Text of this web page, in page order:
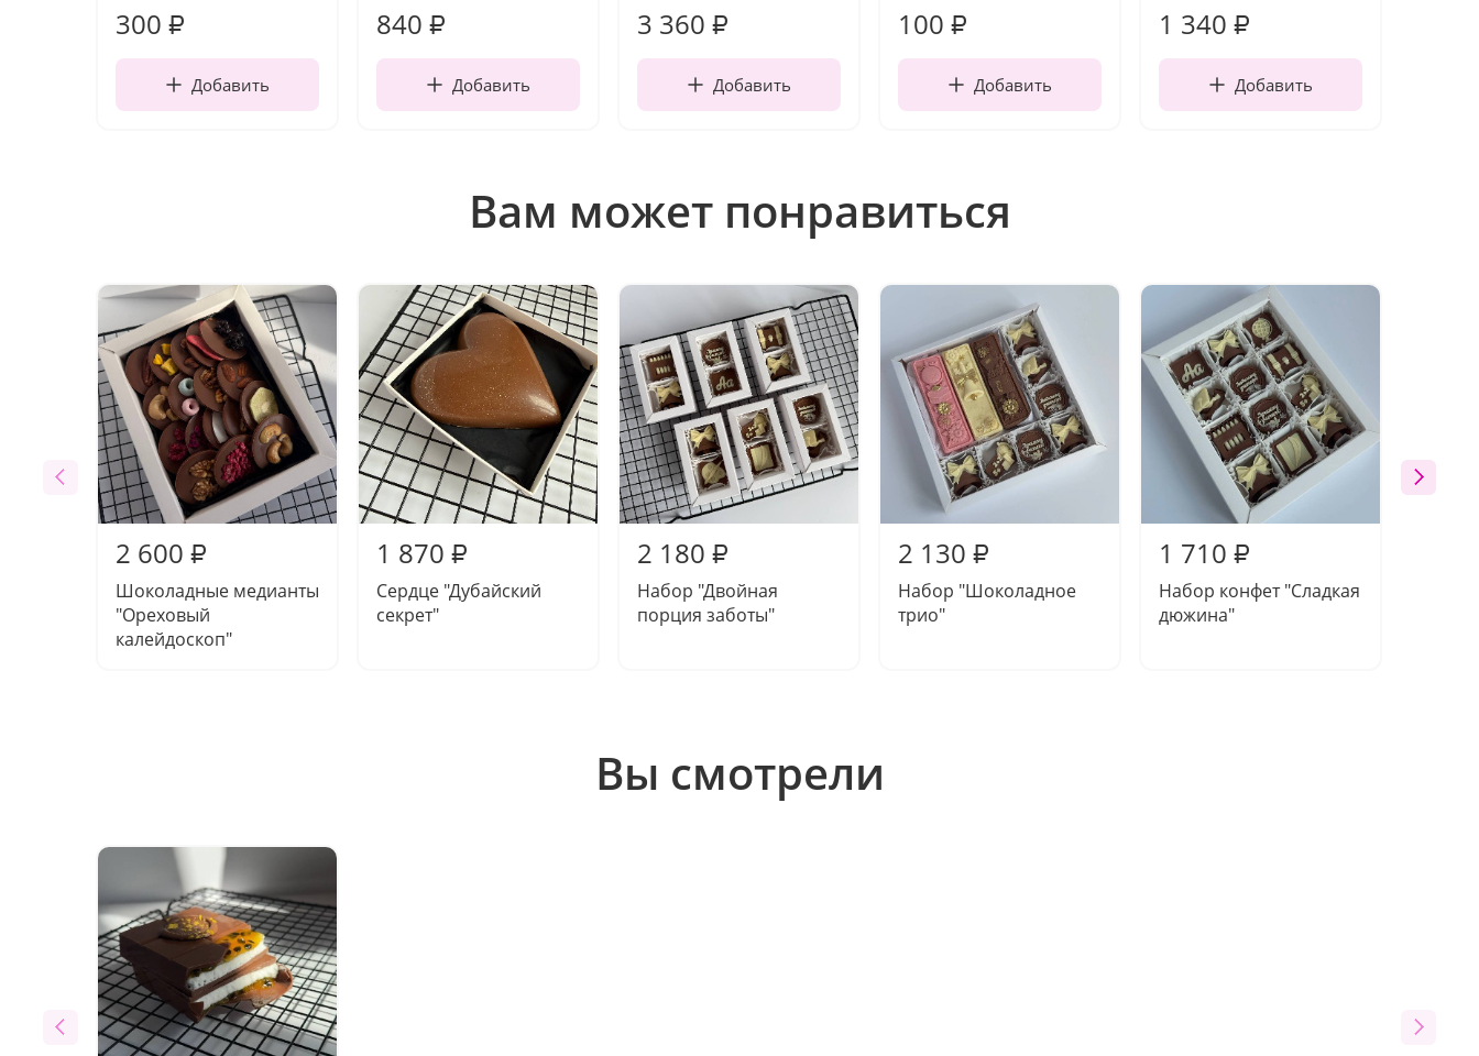
300 ₽
Добавить
840 ₽
Добавить
3 360 ₽
Добавить
100 ₽
Добавить
1 340 ₽
Добавить
Вам может понравиться
2 600 ₽
Шоколадные медианты
"Ореховый
калейдоскоп"
1 870 ₽
Сердце "Дубайский
секрет"
2 180 ₽
Набор "Двойная
порция заботы"
2 130 ₽
Набор "Шоколадное
трио"
1 710 ₽
Набор конфет "Сладкая
дюжина"
Вы смотрели